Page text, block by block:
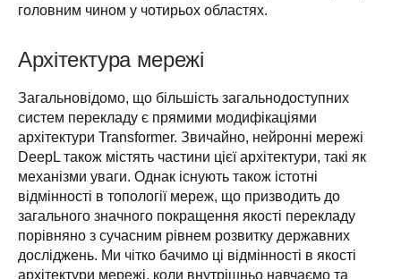
головним чином у чотирьох областях.
Архітектура мережі
Загальновідомо, що більшість загальнодоступних
систем перекладу є прямими модифікаціями
архітектури Transformer. Звичайно, нейронні мережі
DeepL також містять частини цієї архітектури, такі як
механізми уваги. Однак існують також істотні
відмінності в топології мереж, що призводить до
загального значного покращення якості перекладу
порівняно з сучасним рівнем розвитку державних
досліджень. Ми чітко бачимо ці відмінності в якості
архітектури мережі, коли внутрішньо навчаємо та